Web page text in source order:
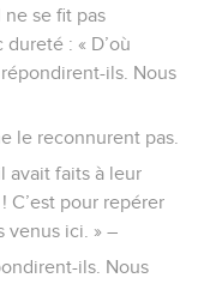
ne se fit pas
: « D’où
ils. Nous
le reconnurent pas.
avait faits à leur
C’est pour repérer
venus ici. » –
ils. Nous